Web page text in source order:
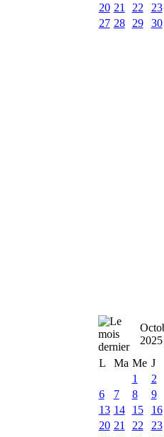
20 21 22 23
27 28 29 30
2025
L
Ma Me J
1
2
6
7 8 9
13 14 15 16
20 21 22 23